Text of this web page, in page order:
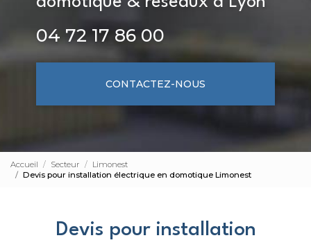
04 72 17 86 00
CONTACTEZ-NOUS
Accueil Secteur
Limonest
Devis pour installation électrique en domotique Limonest
Devis pour installation